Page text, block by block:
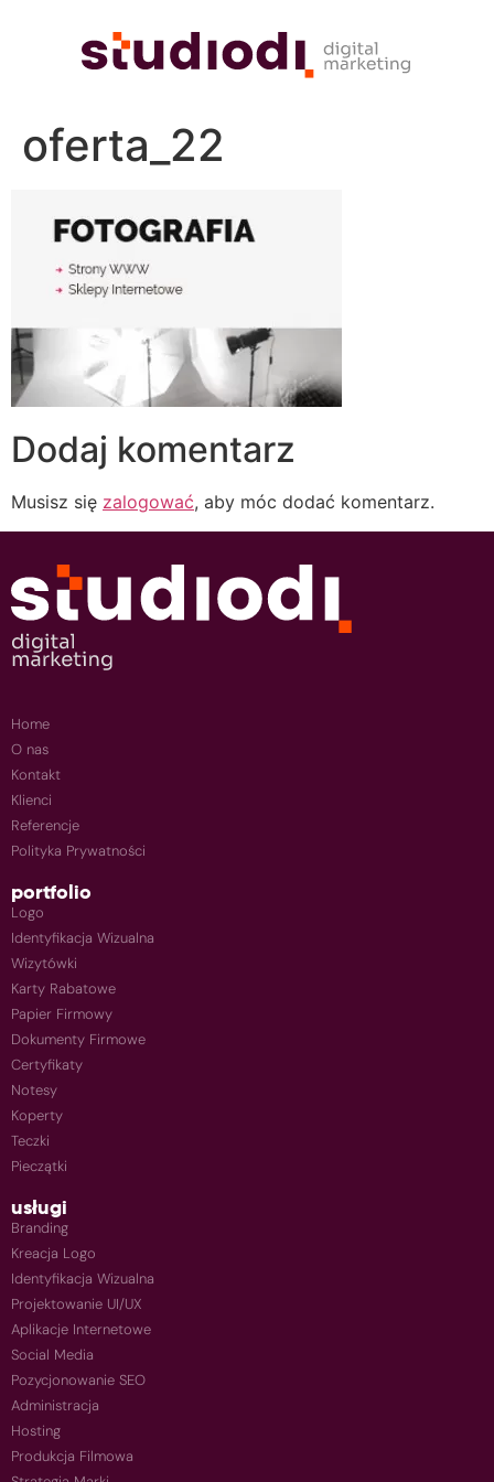
oferta_22
Dodaj komentarz
Musisz się zalogować, aby móc dodać komentarz.
Home
O nas
Kontakt
Klienci
Referencje
Polityka Prywatności
portfolio
Logo
Identyfikacja Wizualna
Wizytówki
Karty Rabatowe
Papier Firmowy
Dokumenty Firmowe
Certyfikaty
Notesy
Koperty
Teczki
Pieczątki
usługi
Branding
Kreacja Logo
Identyfikacja Wizualna
Projektowanie UI/UX
Aplikacje Internetowe
Social Media
Pozycjonowanie SEO
Administracja
Hosting
Produkcja Filmowa